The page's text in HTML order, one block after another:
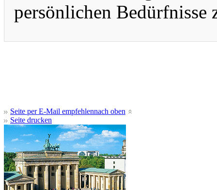
persönlichen Bedürfnisse
Seite per E-Mail empfehlen
Seite drucken
nach oben